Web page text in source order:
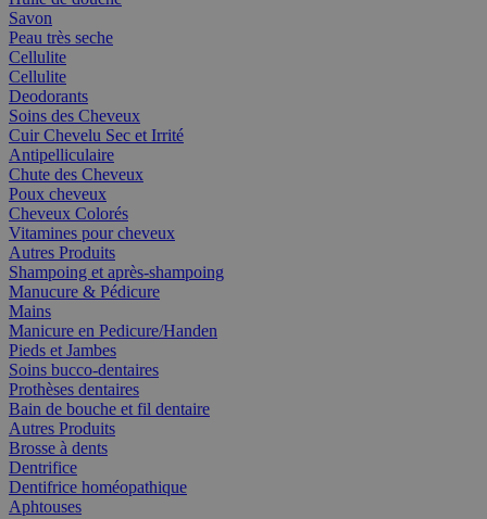
Savon
Peau très seche
Cellulite
Cellulite
Deodorants
Soins des Cheveux
Cuir Chevelu Sec et Irrité
Antipelliculaire
Chute des Cheveux
Poux cheveux
Cheveux Colorés
Vitamines pour cheveux
Autres Produits
Shampoing et après-shampoing
Manucure & Pédicure
Mains
Manicure en Pedicure/Handen
Pieds et Jambes
Soins bucco-dentaires
Prothèses dentaires
Bain de bouche et fil dentaire
Autres Produits
Brosse à dents
Dentrifice
Dentifrice homéopathique
Aphtouses